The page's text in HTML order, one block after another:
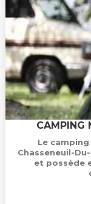
CAMPING
Le
Chasseneuil-
et possède